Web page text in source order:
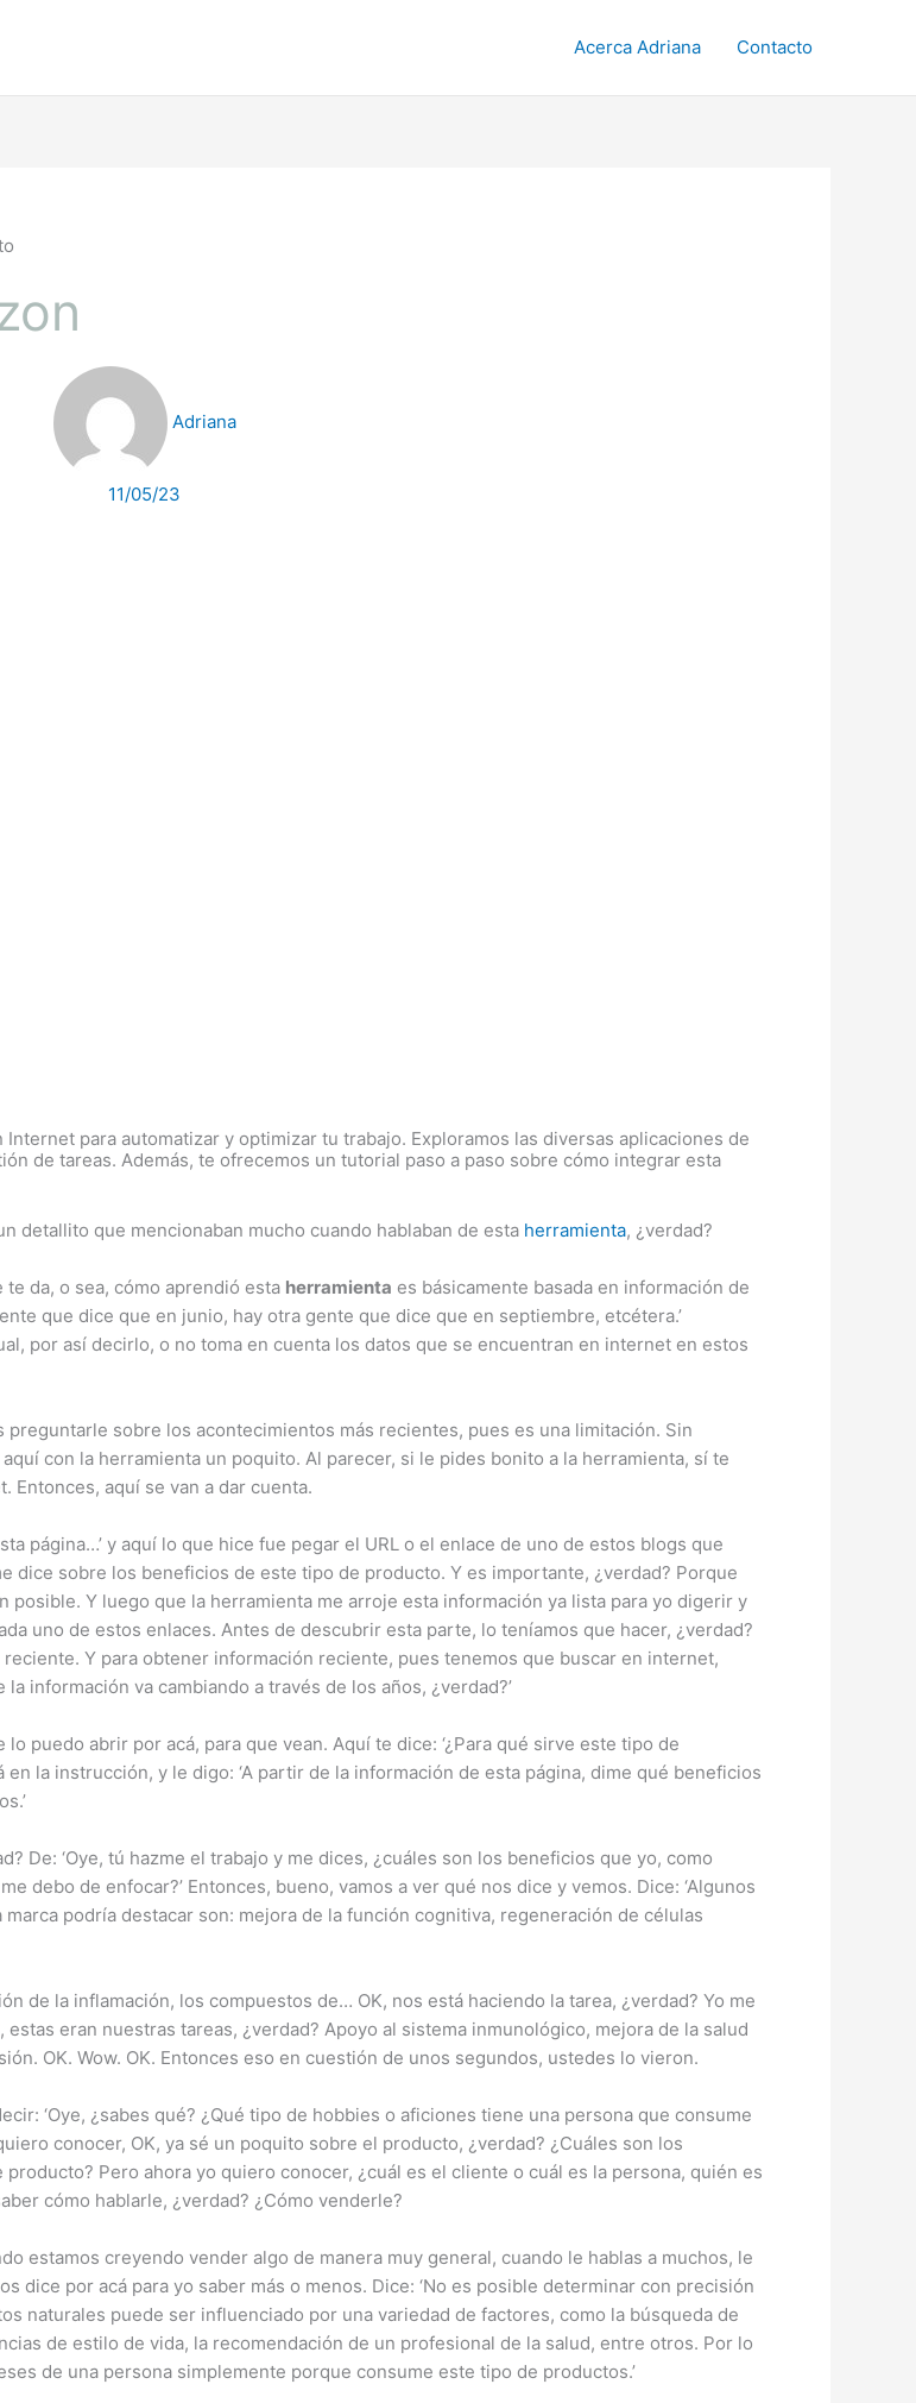
Acerca Adriana Contacto
Adriana
11/05/23
para automatizar y optimizar tu trabajo. Exploramos las diversas aplicaciones de
de tareas. Además, te ofrecemos un tutorial paso a paso sobre cómo integrar esta
detallito que mencionaban mucho cuando hablaban de esta herramienta, ¿verdad?
te da, o sea, cómo aprendió esta herramienta es básicamente basada en información de
que dice que en junio, hay otra gente que dice que en septiembre, etcétera.’
por así decirlo, o no toma en cuenta los datos que se encuentran en internet en estos
sobre los acontecimientos más recientes, pues es una limitación. Sin
con la herramienta un poquito. Al parecer, si le pides bonito a la herramienta, sí te
aquí se van a dar cuenta.
página…’ y aquí lo que hice fue pegar el URL o el enlace de uno de estos blogs que
dice sobre los beneficios de este tipo de producto. Y es importante, ¿verdad? Porque
Y luego que la herramienta me arroje esta información ya lista para yo digerir y
uno de estos enlaces. Antes de descubrir esta parte, lo teníamos que hacer, ¿verdad?
Y para obtener información reciente, pues tenemos que buscar en internet,
información va cambiando a través de los años, ¿verdad?’
puedo abrir por acá, para que vean. Aquí te dice: ‘¿Para qué sirve este tipo de
la instrucción, y le digo: ‘A partir de la información de esta página, dime qué beneficios
De: ‘Oye, tú hazme el trabajo y me dices, ¿cuáles son los beneficios que yo, como
debo de enfocar?’ Entonces, bueno, vamos a ver qué nos dice y vemos. Dice: ‘Algunos
podría destacar son: mejora de la función cognitiva, regeneración de células
de la inflamación, los compuestos de… OK, nos está haciendo la tarea, ¿verdad? Yo me
eran nuestras tareas, ¿verdad? Apoyo al sistema inmunológico, mejora de la salud
OK. Wow. OK. Entonces eso en cuestión de unos segundos, ustedes lo vieron.
‘Oye, ¿sabes qué? ¿Qué tipo de hobbies o aficiones tiene una persona que consume
conocer, OK, ya sé un poquito sobre el producto, ¿verdad? ¿Cuáles son los
Pero ahora yo quiero conocer, ¿cuál es el cliente o cuál es la persona, quién es
cómo hablarle, ¿verdad? ¿Cómo venderle?
estamos creyendo vender algo de manera muy general, cuando le hablas a muchos, le
dice por acá para yo saber más o menos. Dice: ‘No es posible determinar con precisión
naturales puede ser influenciado por una variedad de factores, como la búsqueda de
de estilo de vida, la recomendación de un profesional de la salud, entre otros. Por lo
de una persona simplemente porque consume este tipo de productos.’